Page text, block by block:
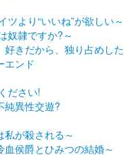
ツより“いいね”が欲しい～
奴隷ですか?～
きだから、独り占めし
エンド
ださい!
純異性交遊?
私が殺される～
侯爵とひみつの結婚～